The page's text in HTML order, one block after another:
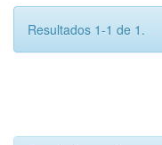
Resultados 1-1 de 1.